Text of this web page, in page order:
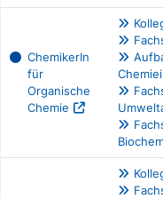
ChemikerIn
für
Organische
Chemie